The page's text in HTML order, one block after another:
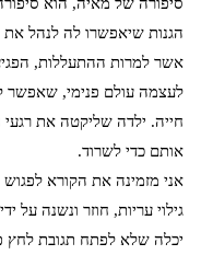
סיפורה של מאיה, הוא
הגנות שיאפשרו לה לנהל את
אשר למרות ההתעללות,
לעצמה עולם פנימי, שאפשר
חייה. ילדה שליקטה את
אותם כדי לשרוד.
אני מזמינה את הקורא
גילוי עריות, חוזר ונשנה על
יכלה שלא לפתח תגובת לחץ